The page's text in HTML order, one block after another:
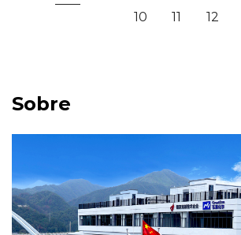
10
11 12
Sobre